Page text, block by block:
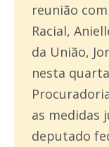
reunião
Racial,
da União,
nesta
as medidas
deputado